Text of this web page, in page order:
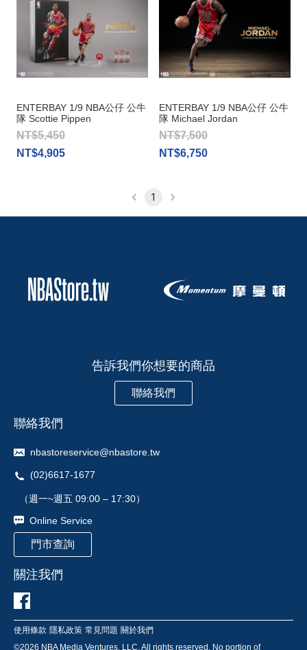
ENTERBAY 1/9 NBA公仔 公牛
隊 Scottie Pippen
NT$5,450
NT$4,905
ENTERBAY 1/9 NBA公仔 公牛
隊 Michael Jordan
NT$7,500
NT$6,750
1
告訴我們你想要的商品
聯絡我們
聯絡我們
nbastoreservice@nbastore.tw
(02)6617-1677
（週一~週五 09:00 – 17:30）
Online Service
門市查詢
關注我們
使用條款 隱私政策 常見問題 關於我們
©2026 NBA Media Ventures, LLC. All rights reserved. No portion of